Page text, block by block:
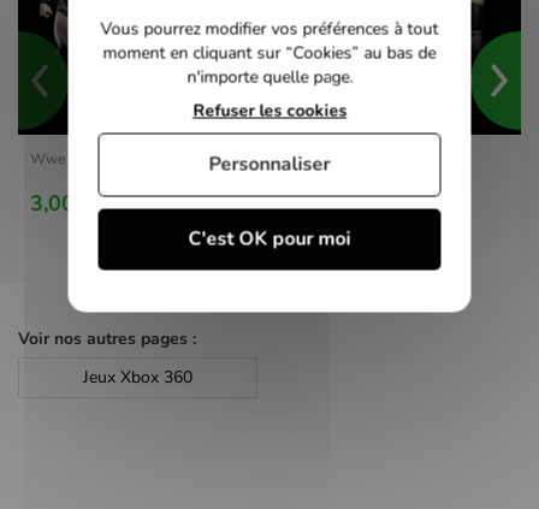
Wwe Smackdown vs Raw 2010 - Xbox 360
3,00 €
Voir nos autres pages :
Jeux Xbox 360
Vous pourrez modifier vos préférences à tout
moment en cliquant sur “Cookies” au bas de
n'importe quelle page.
C'est OK pour moi
Refuser les cookies
Personnaliser